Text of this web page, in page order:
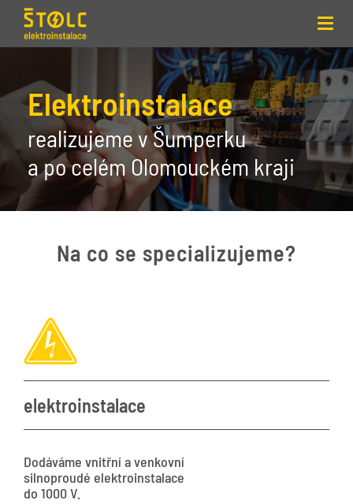
Elektroinstalace
realizujeme v Šumperku
a po celém Olomouckém kraji
Na co se specializujeme?
elektroinstalace
Dodáváme vnitřní a venkovní
silnoproudé elektroinstalace
do 1000 V.